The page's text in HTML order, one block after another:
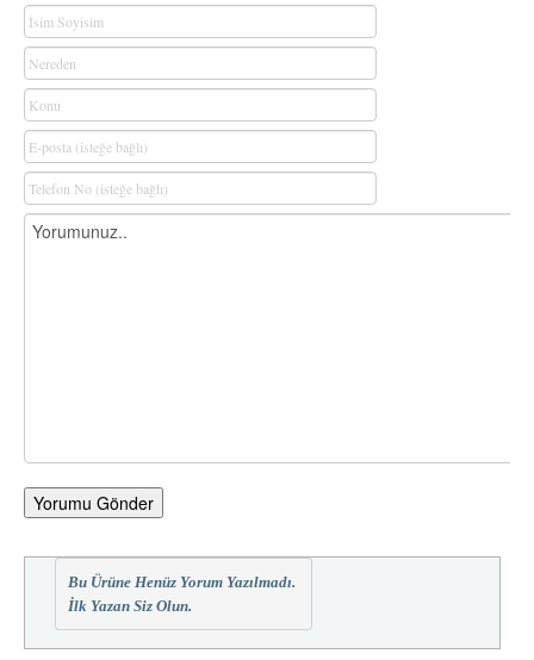
Yorumu Gönder
Bu Ürüne Henüz Yorum Yazılmadı.
İlk Yazan Siz Olun.